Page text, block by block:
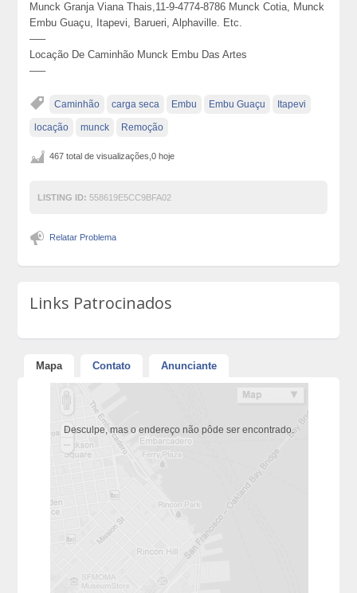
Munck Granja Viana Thais,11-9-4774-8786 Munck Cotia, Munck
Embu Guaçu, Itapevi, Barueri, Alphaville. Etc.
—–
Locação De Caminhão Munck Embu Das Artes
—–
Caminhão carga seca Embu Embu Guaçu Itapevi
locação munck Remoção
467 total de visualizações,0 hoje
LISTING ID: 558619E5CC9BFA02
Relatar Problema
Links Patrocinados
Mapa Contato Anunciante
Desculpe, mas o endereço não pôde ser encontrado.